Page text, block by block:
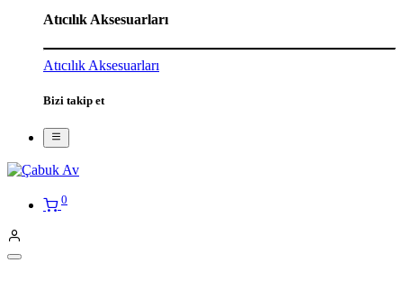
Atıcılık Aksesuarları
Atıcılık Aksesuarları
Bizi takip et
0